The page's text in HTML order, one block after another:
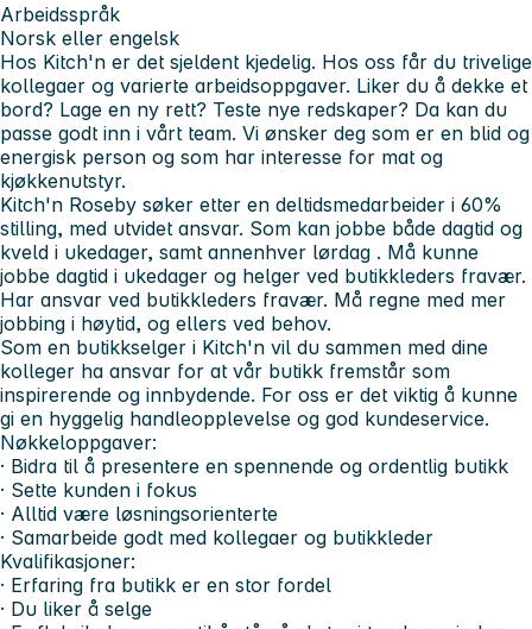
Arbeidsspråk
Norsk eller engelsk
Hos Kitch'n er det sjeldent kjedelig. Hos oss får du trivelige
kollegaer og varierte arbeidsoppgaver. Liker du å dekke et
bord? Lage en ny rett? Teste nye redskaper? Da kan du
passe godt inn i vårt team. Vi ønsker deg som er en blid og
energisk person og som har interesse for mat og
kjøkkenutstyr.
Kitch'n Roseby søker etter en deltidsmedarbeider i 60%
stilling, med utvidet ansvar. Som kan jobbe både dagtid og
kveld i ukedager, samt annenhver lørdag . Må kunne
jobbe dagtid i ukedager og helger ved butikkleders fravær.
Har ansvar ved butikkleders fravær. Må regne med mer
jobbing i høytid, og ellers ved behov.
Som en butikkselger i Kitch'n vil du sammen med dine
kolleger ha ansvar for at vår butikk fremstår som
inspirerende og innbydende. For oss er det viktig å kunne
gi en hyggelig handleopplevelse og god kundeservice.
Nøkkeloppgaver:
· Bidra til å presentere en spennende og ordentlig butikk
· Sette kunden i fokus
· Alltid være løsningsorienterte
· Samarbeide godt med kollegaer og butikkleder
Kvalifikasjoner:
· Erfaring fra butikk er en stor fordel
· Du liker å selge